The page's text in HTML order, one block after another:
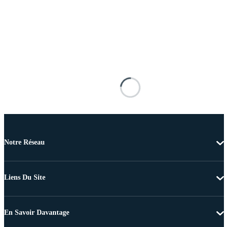
Notre Réseau
Liens Du Site
En Savoir Davantage